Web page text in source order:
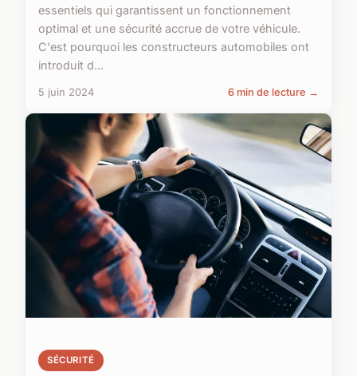
essentiels qui garantissent un fonctionnement
optimal et une sécurité accrue de votre véhicule.
C'est pourquoi les constructeurs automobiles ont
introduit d...
5 juin 2024 6 min de lecture →
SÉCURITÉ